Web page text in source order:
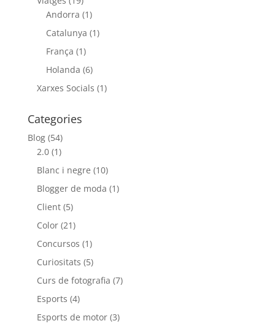
Andorra (1)
Catalunya (1)
França (1)
Holanda (6)
Xarxes Socials (1)
Categories
Blog(54)
2.0(1)
Blanc i negre (10)
Blogger de moda (1)
Client(5)
Color(21)
Concursos (1)
Curiositats (5)
Curs de fotografia (7)
Esports (4)
Esports de motor(3)